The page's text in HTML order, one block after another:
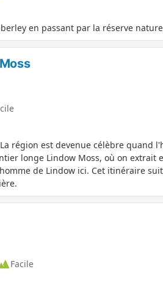
en passant par la réserve
région est devenue célèbre quand
longe Lindow Moss, où on extrait
de Lindow ici. Cet itinéraire
Facile